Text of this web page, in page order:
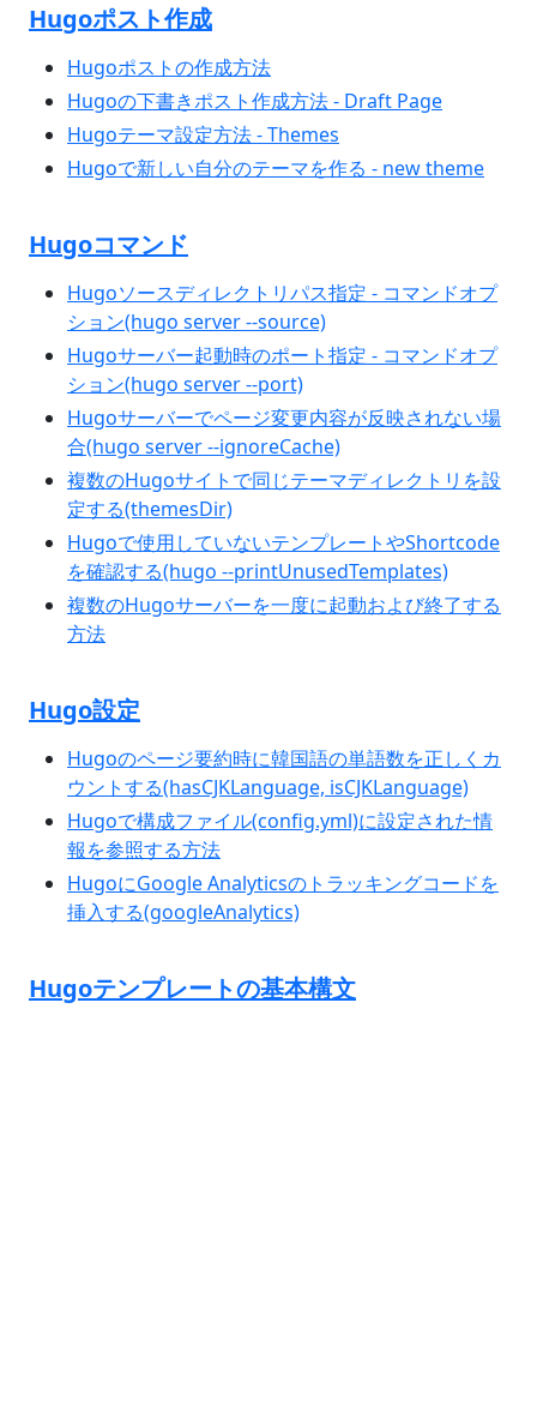
Hugoポスト作成
Hugoポストの作成方法
Hugoの下書きポスト作成方法 - Draft Page
Hugoテーマ設定方法 - Themes
Hugoで新しい自分のテーマを作る - new theme
Hugoコマンド
Hugoソースディレクトリパス指定 - コマンドオプ
ション(hugo server --source)
Hugoサーバー起動時のポート指定 - コマンドオプ
ション(hugo server --port)
Hugoサーバーでページ変更内容が反映されない場
合(hugo server --ignoreCache)
複数のHugoサイトで同じテーマディレクトリを設
定する(themesDir)
Hugoで使用していないテンプレートやShortcode
を確認する(hugo --printUnusedTemplates)
複数のHugoサーバーを一度に起動および終了する
方法
Hugo設定
Hugoのページ要約時に韓国語の単語数を正しくカ
ウントする(hasCJKLanguage, isCJKLanguage)
Hugoで構成ファイル(config.yml)に設定された情
報を参照する方法
HugoにGoogle Analyticsのトラッキングコードを
挿入する(googleAnalytics)
Hugoテンプレートの基本構文